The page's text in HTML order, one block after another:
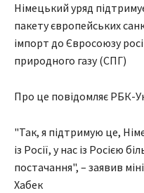
Німецький уряд
пакету європейських
імпорт до Євросоюзу
природного газу (СПГ)
Про це повідомляє РБК-
"Так, я підтримую це,
із Росії, у нас із Росією
постачання", – заявив
Хабек